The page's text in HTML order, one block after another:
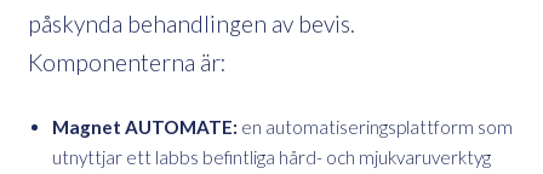
påskynda behandlingen av bevis.
Komponenterna är:
Magnet AUTOMATE: en automatiseringsplattform som
utnyttjar ett labbs befintliga hård- och mjukvaruverktyg